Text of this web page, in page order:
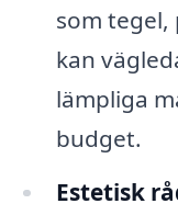
som tegel,
kan
lämpliga
budget.
Estetisk